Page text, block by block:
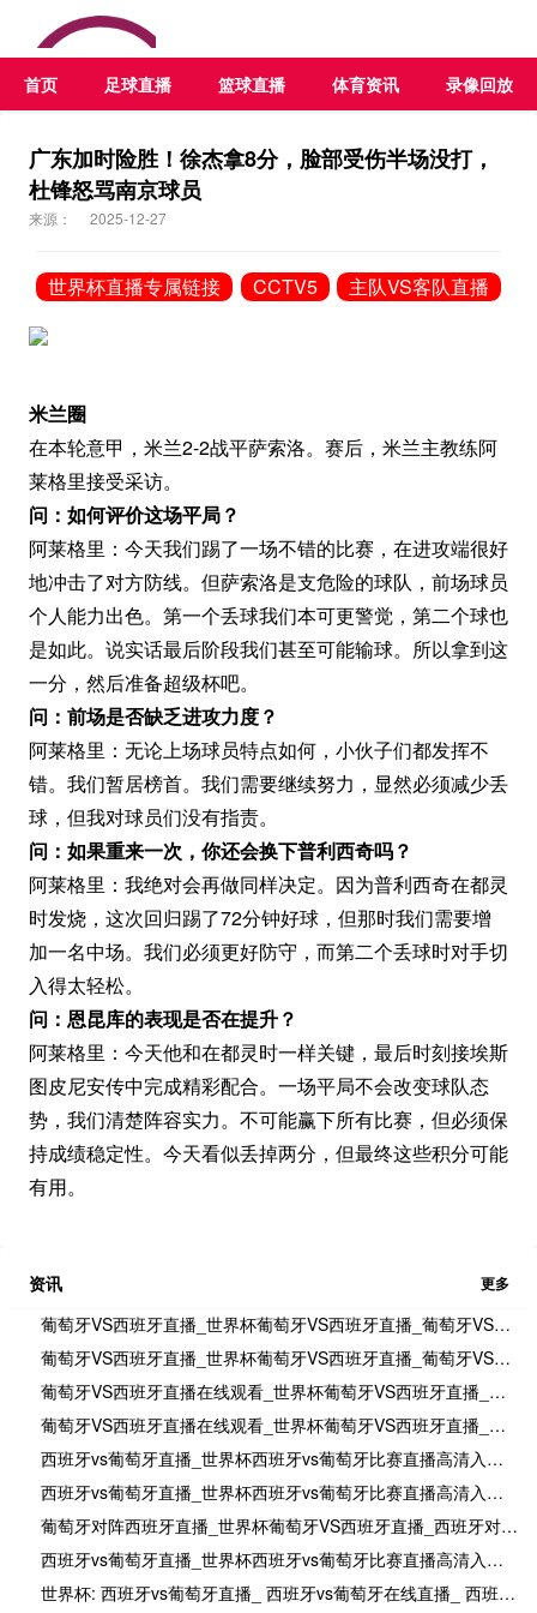
首页 足球直播 篮球直播 体育资讯 录像回放
广东加时险胜！徐杰拿8分，脸部受伤半场没打，
杜锋怒骂南京球员
来源： 2025-12-27
世界杯直播专属链接 CCTV5 主队VS客队直播
米兰圈
在本轮意甲，米兰2-2战平萨索洛。赛后，米兰主教练阿
莱格里接受采访。
问：如何评价这场平局？
阿莱格里：今天我们踢了一场不错的比赛，在进攻端很好
地冲击了对方防线。但萨索洛是支危险的球队，前场球员
个人能力出色。第一个丢球我们本可更警觉，第二个球也
是如此。说实话最后阶段我们甚至可能输球。所以拿到这
一分，然后准备超级杯吧。
问：前场是否缺乏进攻力度？
阿莱格里：无论上场球员特点如何，小伙子们都发挥不
错。我们暂居榜首。我们需要继续努力，显然必须减少丢
球，但我对球员们没有指责。
问：如果重来一次，你还会换下普利西奇吗？
阿莱格里：我绝对会再做同样决定。因为普利西奇在都灵
时发烧，这次回归踢了72分钟好球，但那时我们需要增
加一名中场。我们必须更好防守，而第二个丢球时对手切
入得太轻松。
问：恩昆库的表现是否在提升？
阿莱格里：今天他和在都灵时一样关键，最后时刻接埃斯
图皮尼安传中完成精彩配合。一场平局不会改变球队态
势，我们清楚阵容实力。不可能赢下所有比赛，但必须保
持成绩稳定性。今天看似丢掉两分，但最终这些积分可能
有用。
资讯 更多
葡萄牙VS西班牙直播_世界杯葡萄牙VS西班牙直播_葡萄牙VS西班牙在线高清直播
葡萄牙VS西班牙直播_世界杯葡萄牙VS西班牙直播_葡萄牙VS西班牙在线高清直播
葡萄牙VS西班牙直播在线观看_世界杯葡萄牙VS西班牙直播_葡萄牙VS西班牙比赛观看直达入口
葡萄牙VS西班牙直播在线观看_世界杯葡萄牙VS西班牙直播_葡萄牙VS西班牙比赛观看直达入口
西班牙vs葡萄牙直播_世界杯西班牙vs葡萄牙比赛直播高清入口_西班牙vs葡萄牙预测分析直播
西班牙vs葡萄牙直播_世界杯西班牙vs葡萄牙比赛直播高清入口_西班牙vs葡萄牙预测分析直播
葡萄牙对阵西班牙直播_世界杯葡萄牙VS西班牙直播_西班牙对葡萄牙比赛直播在线无插件观看
西班牙vs葡萄牙直播_世界杯西班牙vs葡萄牙比赛直播高清入口_西班牙vs葡萄牙预测分析直播
世界杯: 西班牙vs葡萄牙直播_ 西班牙vs葡萄牙在线直播_ 西班牙vs葡萄牙CCTV5直播入口-24直播网